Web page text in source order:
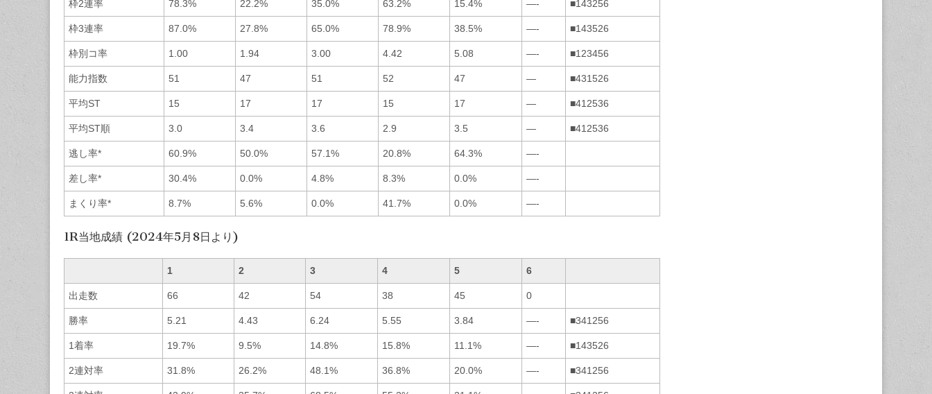
枠2連率 78.3% 22.2% 35.0% 63.2% 15.4% —- ■143256
枠3連率 87.0% 27.8% 65.0% 78.9% 38.5% —- ■143526
枠別コ率 1.00 1.94 3.00 4.42 5.08 —- ■123456
能力指数 51 47 51 52 47 — ■431526
平均ST 15 17 17 15 17 — ■412536
平均ST順 3.0 3.4 3.6 2.9 3.5 — ■412536
逃し率* 60.9% 50.0% 57.1% 20.8% 64.3% —-
差し率* 30.4% 0.0% 4.8% 8.3% 0.0% —-
まくり率* 8.7% 5.6% 0.0% 41.7% 0.0% —-
1R当地成績 (2024年5月8日より)
1 2 3 4 5 6
出走数 66 42 54 38 45 0
勝率 5.21 4.43 6.24 5.55 3.84 —- ■341256
1着率 19.7% 9.5% 14.8% 15.8% 11.1% —- ■143526
2連対率 31.8% 26.2% 48.1% 36.8% 20.0% —- ■341256